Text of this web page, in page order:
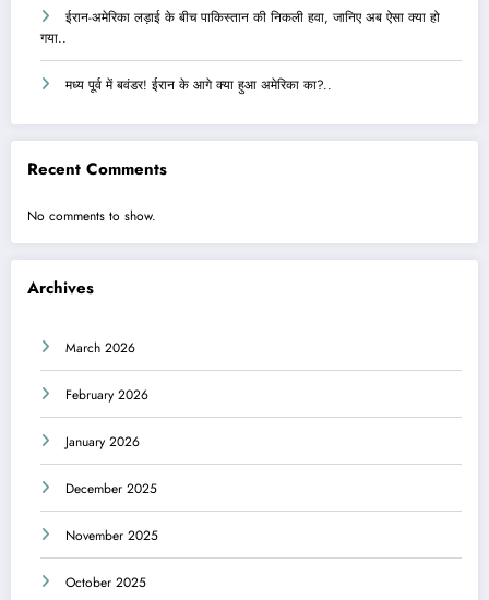
ईरान-अमेरिका लड़ाई के बीच पाकिस्तान की निकली हवा, जानिए अब ऐसा क्या हो
गया..
मध्य पूर्व में बवंडर! ईरान के आगे क्या हुआ अमेरिका का?..
Recent Comments
No comments to show.
Archives
March 2026
February 2026
January 2026
December 2025
November 2025
October 2025